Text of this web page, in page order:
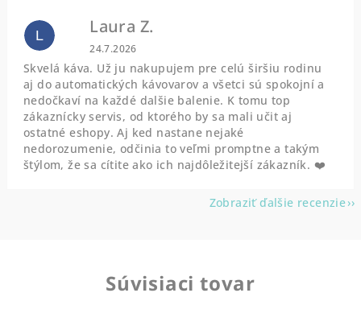
L Laura Z.
Hodnotenie obchodu je 5 z 5 hviezdičiek.
24.7.2026
Skvelá káva. Už ju nakupujem pre celú širšiu rodinu
aj do automatických kávovarov a všetci sú spokojní a
nedočkaví na každé dalšie balenie. K tomu top
zákaznícky servis, od ktorého by sa mali učit aj
ostatné eshopy. Aj ked nastane nejaké
nedorozumenie, odčinia to veľmi promptne a takým
štýlom, že sa cítite ako ich najdôležitejší zákazník. ❤️
Zobraziť ďalšie recenzie
Súvisiaci tovar